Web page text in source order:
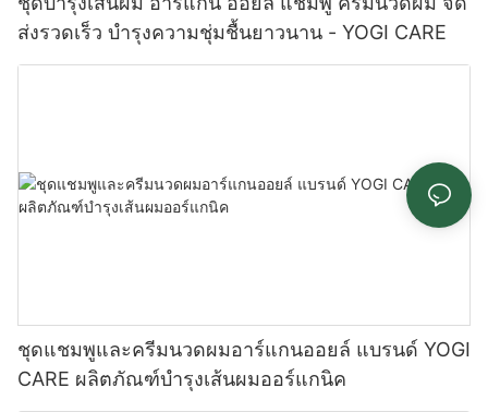
ส่งรวดเร็ว บำรุงความชุ่มชื้นยาวนาน - YOGI CARE
ชุดแชมพูและครีมนวดผมอาร์แกนออยล์ แบรนด์ YOGI
CARE ผลิตภัณฑ์บำรุงเส้นผมออร์แกนิค